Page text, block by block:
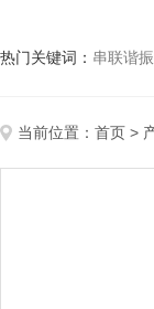
热门关键词： 串联谐
当前位置： 首页 >